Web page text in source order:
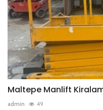
Maltepe Manlift
admin 49